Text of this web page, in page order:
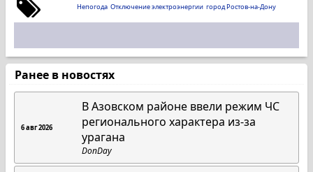
Непогода Отключение электроэнергии город Ростов-на-Дону
Ранее в новостях
6 авг 2026
В Азовском районе ввели режим ЧС
регионального характера из-за
урагана
DonDay